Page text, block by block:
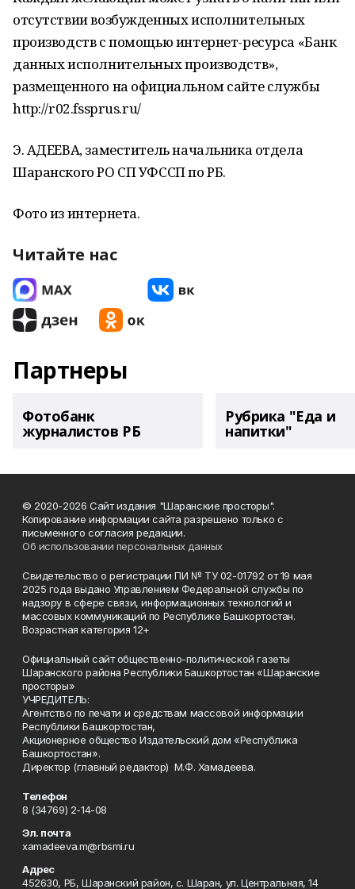
отсутствии возбужденных исполнительных
производств с помощью интернет-ресурса «Банк
данных исполнительных производств»,
размещенного на официальном сайте службы
http://r02.fssprus.ru/
Э. АДЕЕВА, заместитель начальника отдела
Шаранского РО СП УФССП по РБ.
Фото из интернета.
Читайте нас
Партнеры
Фотобанк
журналистов РБ
Рубрика "Еда и
напитки"
© 2020-2026 Сайт издания "Шаранские просторы".
Копирование информации сайта разрешено только с
письменного согласия редакции.
Об использовании персональных данных
Свидетельство о регистрации ПИ № ТУ 02-01792 от 19 мая
2025 года выдано Управлением Федеральной службы по
надзору в сфере связи, информационных технологий и
массовых коммуникаций по Республике Башкортостан.
Возрастная категория 12+
Официальный сайт общественно-политической газеты
Шаранского района Республики Башкортостан «Шаранские
просторы»
УЧРЕДИТЕЛЬ:
Агентство по печати и средствам массовой информации
Республики Башкортостан,
Акционерное общество Издательский дом «Республика
Башкортостан».
Директор (главный редактор) М.Ф. Хамадеева.
Телефон
8 (34769) 2-14-08
Эл. почта
xamadeeva.m@rbsmi.ru
Адрес
452630, РБ, Шаранский район, с. Шаран, ул. Центральная, 14